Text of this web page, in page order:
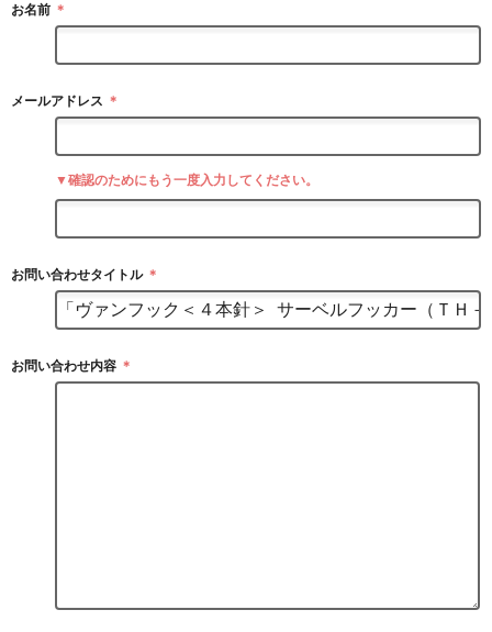
お名前 ＊
メールアドレス ＊
▼確認のためにもう一度入力してください。
お問い合わせタイトル ＊
お問い合わせ内容 ＊